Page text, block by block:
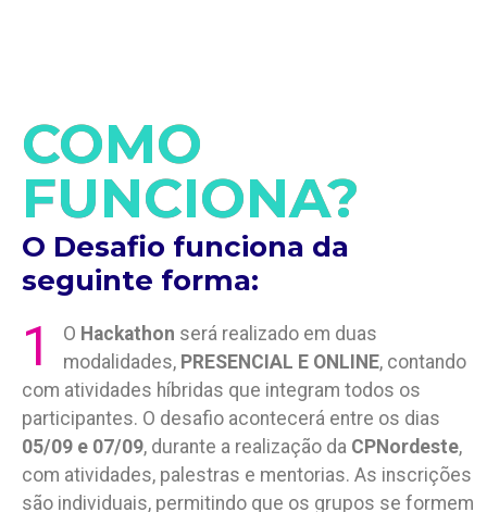
COMO
FUNCIONA?
O Desafio funciona da
seguinte forma:
1 O Hackathon será realizado em duas
modalidades, PRESENCIAL E ONLINE, contando
com atividades híbridas que integram todos os
participantes. O desafio acontecerá entre os dias
05/09 e 07/09, durante a realização da CPNordeste,
com atividades, palestras e mentorias. As inscrições
são individuais, permitindo que os grupos se formem